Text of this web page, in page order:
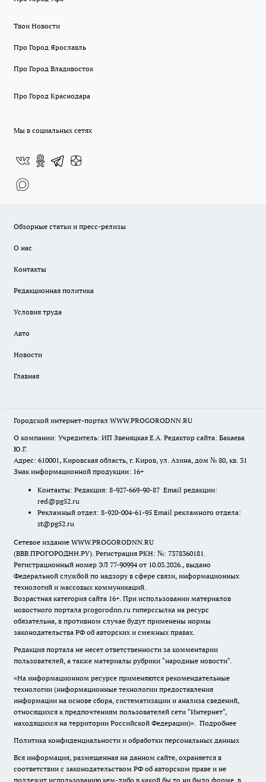
Твои Новости
Про Город Ярославль
Про Город Владивосток
Про Город Краснодара
Мы в социальных сетях
Обзорные статьи и пресс-релизы
О нас
Контакты
Редакционная политика
Условия труда
Авто
Новости
Главная
Городской интернет-портал WWW.PROGORODNN.RU
О компании: Учредитель: ИП Звеняцкая Е.А. Редактор сайта: Бакаева
Ю.Г.
Адрес: 610001, Кировская область, г. Киров, ул. Азина, дом № 80, кв. 31
Знак информационной продукции: 16+
Контакты: Редакция: 8-927-669-90-87 Email редакции:
red@pg52.ru
Рекламный отдел: 8-920-004-61-95 Email рекламного отдела:
st@pg52.ru
Сетевое издание WWW.PROGORODNN.RU
(ВВВ.ПРОГОРОДНН.РУ). Регистрация РКН: №: 7378360181.
Регистрационный номер ЭЛ 77-90994 от 10.03.2026., выдано
Федеральной службой по надзору в сфере связи, информационных
технологий и массовых коммуникаций.
Возрастная категория сайта 16+. При использовании материалов
новостного портала progorodnn.ru гиперссылка на ресурс
обязательна, в противном случае будут применены нормы
законодательства РФ об авторских и смежных правах.
Редакция портала не несет ответственности за комментарии
пользователей, а также материалы рубрики "народные новости".
«На информационном ресурсе применяются рекомендательные
технологии (информационные технологии предоставления
информации на основе сбора, систематизации и анализа сведений,
относящихся к предпочтениям пользователей сети "Интернет",
находящихся на территории Российской Федерации)». Подробнее
Политика конфиденциальности и обработки персональных данных
Вся информация, размещенная на данном сайте, охраняется в
соответствии с законодательством РФ об авторском праве и не
подлежит использованию кем-либо в какой бы то ни было форме, в